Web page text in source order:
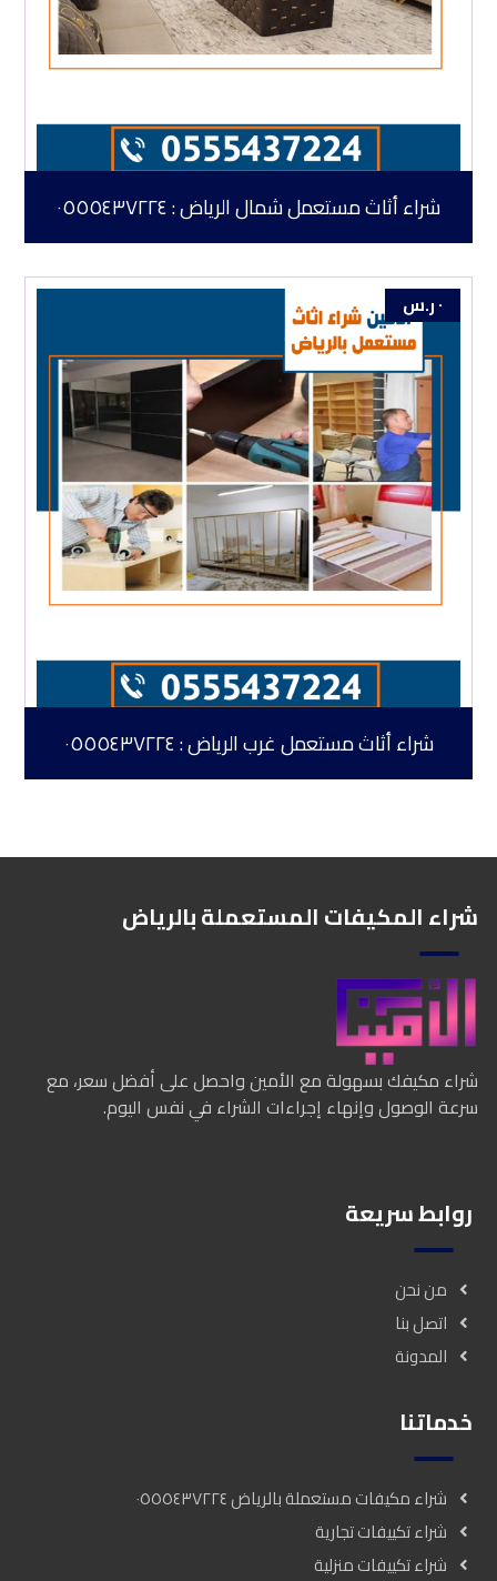
شراء أثاث مستعمل شمال الرياض : ٠٥٥٥٤٣٧٢٢٤
شراء أثاث مستعمل غرب الرياض : ٠٥٥٥٤٣٧٢٢٤
٠ر.س
شراء المكيفات المستعملة بالرياض
شراء مكيفك بسهولة مع الأمين واحصل على أفضل سعر، مع
سرعة الوصول وإنهاء إجراءات الشراء في نفس اليوم.
روابط سريعة
من نحن
اتصل بنا
المدونة
خدماتنا
شراء مكيفات مستعملة بالرياض ٠٥٥٥٤٣٧٢٢٤
شراء تكييفات تجارية
شراء تكييفات منزلية